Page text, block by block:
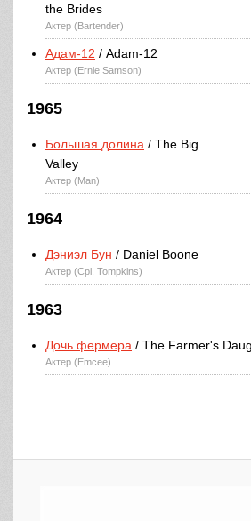
the Brides
Актер (Bartender)
Адам-12 / Adam-12
Актер (Ernie Samson)
1965
Большая долина / The Big
Valley
Актер (Man)
1964
Дэниэл Бун / Daniel Boone
Актер (Cpl. Tompkins)
1963
Дочь фермера / The Farmer's
Актер (Emcee)